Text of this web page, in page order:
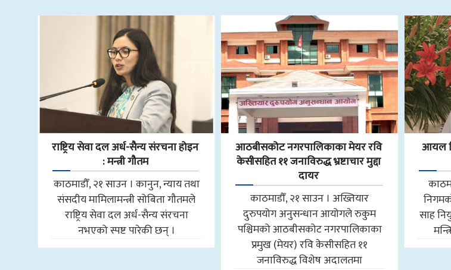
राष्ट्रिय सेवा दल अर्ध-सैन्य संरचना होइन
: मन्त्री गौतम
काठमाडौँ, २१ साउन । कानुन, न्याय तथा
संसदीय मामिलामन्त्री सोबिता गौतमले
राष्ट्रिय सेवा दल अर्ध-सैन्य संरचना
नभएको स्पष्ट पारेकी छन् ।
आठबीसकोट नगरपालिकाका मेयर रवि
केसीसहित ११ जनाविरुद्ध भ्रष्टाचार मुद्दा
दायर
काठमाडौँ, २१ साउन । अख्तियार
दुरुपयोग अनुसन्धान आयोगले रुकुम
पश्चिमको आठबीसकोट नगरपालिकाका
प्रमुख (मेयर) रवि केसीसहित ११
जनाविरुद्ध विशेष अदालतमा
आयल
साह